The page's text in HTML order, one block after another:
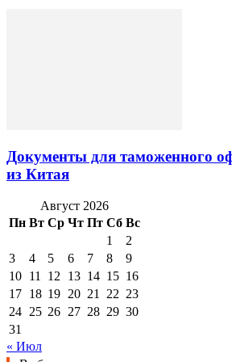
Документы для таможенного
из Китая
Август 2026
Пн Вт Ср Чт Пт Сб Вс
1
2
3
4 5 6 7 8
9
10 11 12 13 14 15 16
17 18 19 20 21 22 23
24 25 26 27 28 29 30
31
« Июл